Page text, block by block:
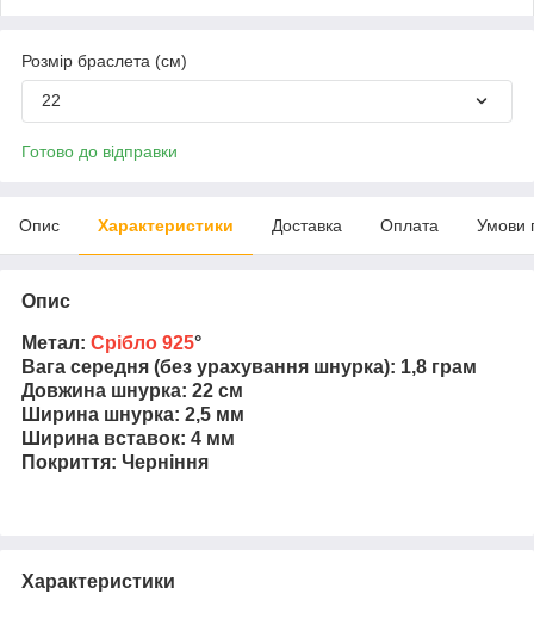
Розмір браслета (см)
22
Готово до відправки
Опис Характеристики Доставка Оплата Умови
Опис
Метал: Срібло 925°
Вага середня (без урахування шнурка): 1,8 грам
Довжина шнурка: 22 см
Ширина шнурка: 2,5 мм
Ширина вставок: 4 мм
Покриття: Черніння
Характеристики